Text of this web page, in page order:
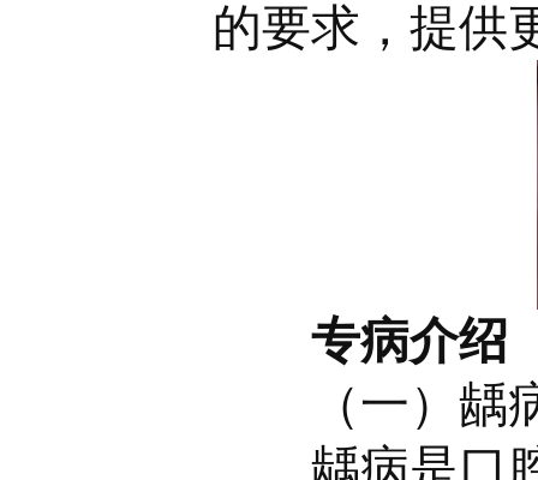
的要求，提供
专病介绍
（一）龋
龋病是口